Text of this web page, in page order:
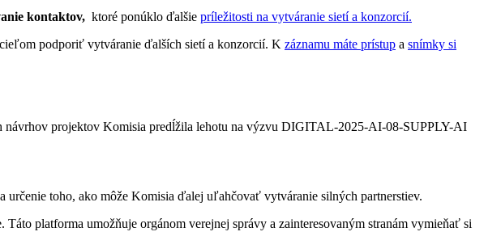
kontaktov, ktoré ponúklo ďalšie príležitosti na vytváranie sietí a konzorcií.
podporiť vytváranie ďalších sietí a konzorcií. K záznamu máte prístup a snímky si
návrhov projektov Komisia predĺžila lehotu na výzvu DIGITAL-2025-AI-08-SUPPLY-AI
určenie toho, ako môže Komisia ďalej uľahčovať vytváranie silných partnerstiev.
platforma umožňuje orgánom verejnej správy a zainteresovaným stranám vymieňať si